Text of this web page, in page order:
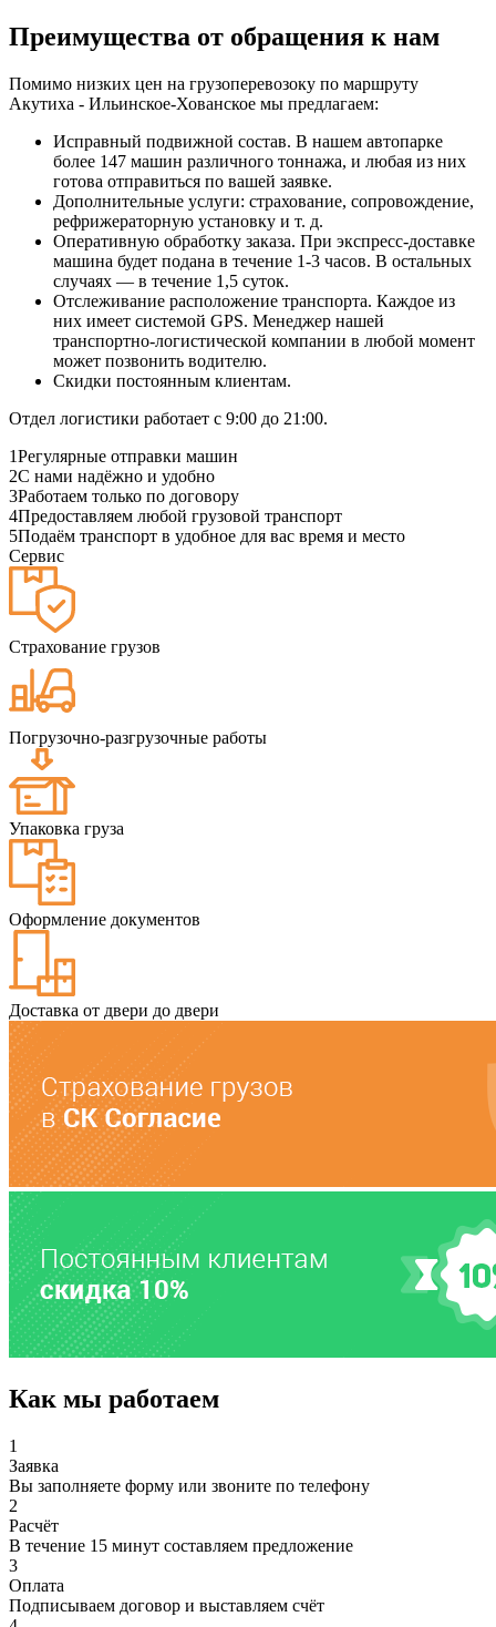
Преимущества от обращения к нам
Помимо низких цен на грузоперевозоку по маршруту
Акутиха - Ильинское-Хованское мы предлагаем:
Исправный подвижной состав. В нашем автопарке
более 147 машин различного тоннажа, и любая из них
готова отправиться по вашей заявке.
Дополнительные услуги: страхование, сопровождение,
рефрижераторную установку и т. д.
Оперативную обработку заказа. При экспресс-доставке
машина будет подана в течение 1-3 часов. В остальных
случаях — в течение 1,5 суток.
Отслеживание расположение транспорта. Каждое из
них имеет системой GPS. Менеджер нашей
транспортно-логистической компании в любой момент
может позвонить водителю.
Скидки постоянным клиентам.
Отдел логистики работает с 9:00 до 21:00.
1Регулярные отправки машин
2С нами надёжно и удобно
3Работаем только по договору
4Предоставляем любой грузовой транспорт
5Подаём транспорт в удобное для вас время и место
Сервис
Страхование грузов
Погрузочно-разгрузочные работы
Упаковка груза
Оформление документов
Доставка от двери до двери
Как мы работаем
1
Заявка
Вы заполняете форму или звоните по телефону
2
Расчёт
В течение 15 минут составляем предложение
3
Оплата
Подписываем договор и выставляем счёт